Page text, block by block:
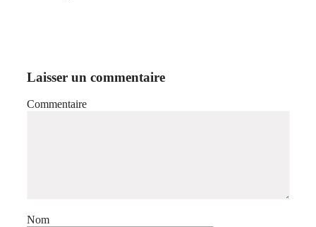
Laisser un commentaire
Commentaire
Nom